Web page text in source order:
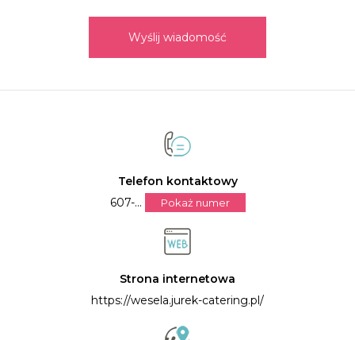
Wyślij wiadomość
Telefon kontaktowy
607-...
Pokaż numer
Strona internetowa
https://wesela.jurek-catering.pl/